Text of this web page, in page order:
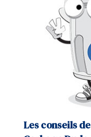
Les conseils de